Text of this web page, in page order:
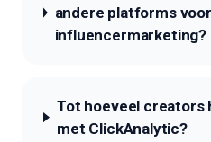
andere platforms voor
influencermarketing?
Tot hoeveel creators
met ClickAnalytic?